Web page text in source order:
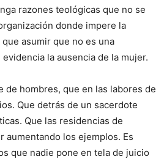
razones teológicas que no se
donde impere la
asumir que no es una
la ausencia de la mujer.
de hombres, que en las labores de
Que detrás de un sacerdote
Que las residencias de
aumentando los ejemplos. Es
que nadie pone en tela de juicio